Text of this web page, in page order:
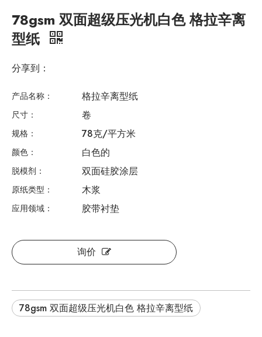
78gsm 双面超级压光机白色 格拉辛离
型纸
分享到：
产品名称： 格拉辛离型纸
尺寸： 卷
规格： 78克/平方米
颜色： 白色的
脱模剂： 双面硅胶涂层
原纸类型： 木浆
应用领域： 胶带衬垫
询价
78gsm 双面超级压光机白色 格拉辛离型纸